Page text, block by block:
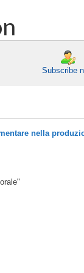
Subscribe
nella